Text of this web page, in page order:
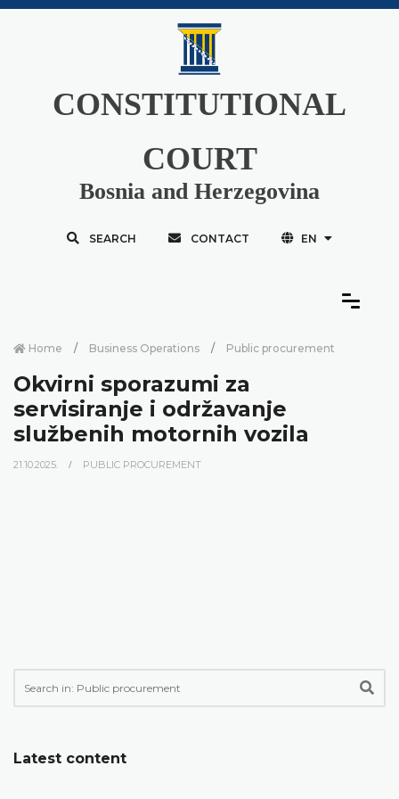
CONSTITUTIONAL
COURT
Bosnia and Herzegovina
SEARCH CONTACT EN
Home Business Operations Public procurement
Okvirni sporazumi za
servisiranje i održavanje
službenih motornih vozila
21.10.2025. PUBLIC PROCUREMENT
Latest content